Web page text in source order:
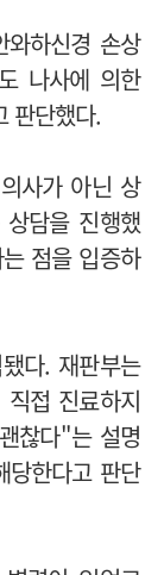
하신경 손상
나사에 의한
판단했다.
사가 아닌 상
담을 진행했
점을 입증하
다. 재판부는
접 진료하지
찮다"는 설명
당한다고 판단